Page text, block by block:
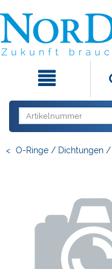
< O-Ringe / Dichtungen